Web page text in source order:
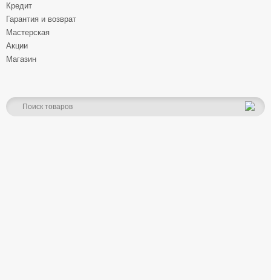
Кредит
Гарантия и возврат
Мастерская
Акции
Магазин